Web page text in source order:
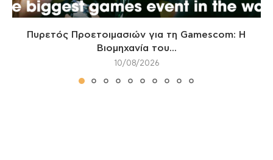
Πυρετός Προετοιμασιών για τη Gamescom: Η
Βιομηχανία του...
10/08/2026